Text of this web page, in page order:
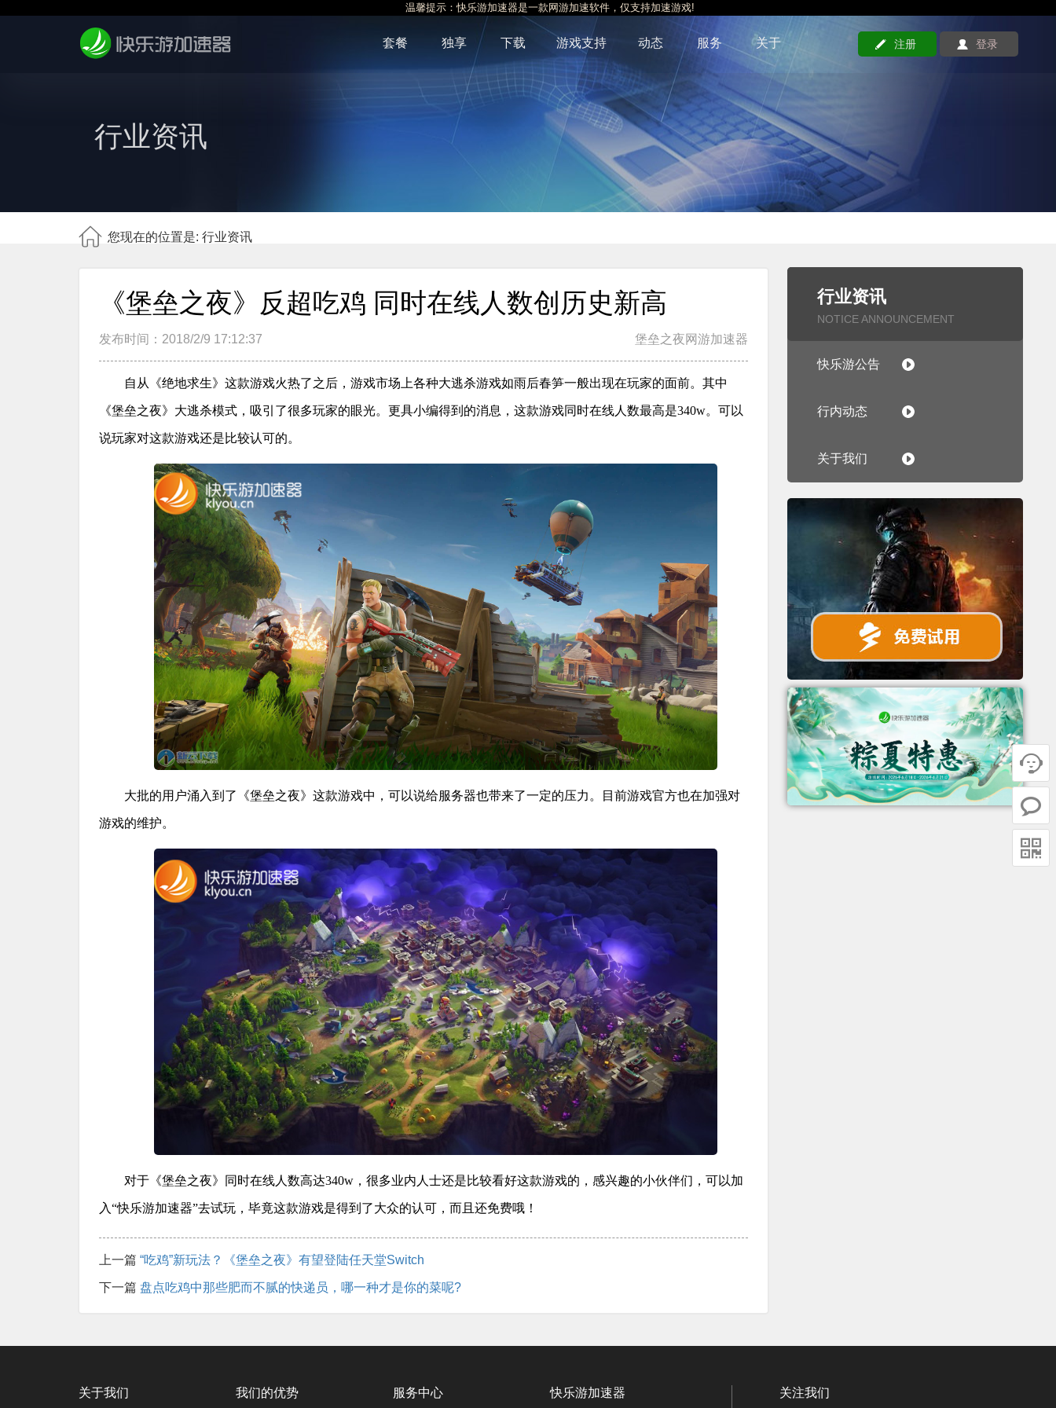
温馨提示：快乐游加速器是一款网游加速软件，仅支持加速游戏!
套餐 独享 下载 游戏支持 动态 服务 关于 注册 登录
行业资讯
您现在的位置是: 行业资讯
行业资讯
NOTICE ANNOUNCEMENT
快乐游公告
行内动态
关于我们
《堡垒之夜》反超吃鸡 同时在线人数创历史新高
发布时间：2018/2/9 17:12:37 堡垒之夜网游加速器
自从《绝地求生》这款游戏火热了之后，游戏市场上各种大逃杀游戏如雨后春笋一般出现在玩家的面前。其中
《堡垒之夜》大逃杀模式，吸引了很多玩家的眼光。更具小编得到的消息，这款游戏同时在线人数最高是340w。可以
说玩家对这款游戏还是比较认可的。
大批的用户涌入到了《堡垒之夜》这款游戏中，可以说给服务器也带来了一定的压力。目前游戏官方也在加强对
游戏的维护。
对于《堡垒之夜》同时在线人数高达340w，很多业内人士还是比较看好这款游戏的，感兴趣的小伙伴们，可以加
入“快乐游加速器”去试玩，毕竟这款游戏是得到了大众的认可，而且还免费哦！
上一篇 “吃鸡”新玩法？《堡垒之夜》有望登陆任天堂Switch
下一篇 盘点吃鸡中那些肥而不腻的快递员，哪一种才是你的菜呢?
关于我们 我们的优势 服务中心 快乐游加速器 关注我们


